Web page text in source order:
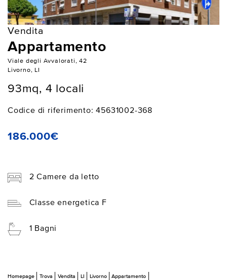
Vendita
Appartamento
Viale degli Avvalorati, 42
Livorno, LI
93mq, 4 locali
Codice di riferimento: 45631002-368
186.000€
2 Camere da letto
Classe energetica F
1 Bagni
Homepage Trova Vendita LI Livorno
Appartamento